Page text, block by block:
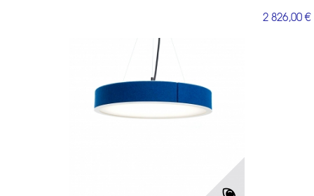
2 826,00 €